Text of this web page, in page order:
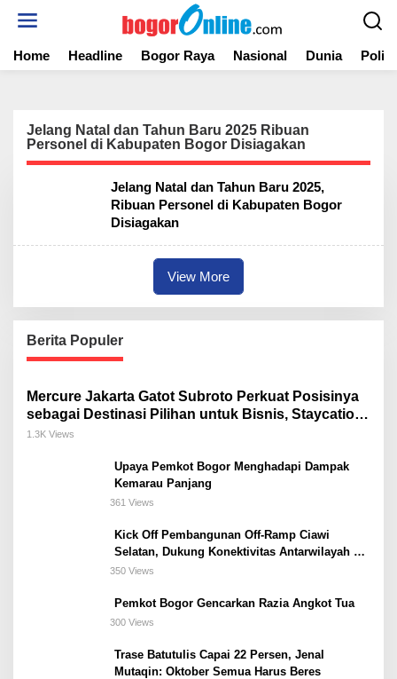
t
Home Headline Bogor Raya Nasional Dunia
Jelang Natal dan Tahun Baru 2025 Ribuan
Personel di Kabupaten Bogor Disiagakan
Jelang Natal dan Tahun Baru 2025,
Ribuan Personel di Kabupaten Bogor
Disiagakan
View More
Berita Populer
Mercure Jakarta Gatot Subroto Perkuat Posisinya
sebagai Destinasi Pilihan untuk Bisnis, Staycation,
Meeting, dan Kuliner di Jakarta Selatan
1.3K Views
Upaya Pemkot Bogor Menghadapi Dampak
Kemarau Panjang
361 Views
Kick Off Pembangunan Off-Ramp Ciawi
Selatan, Dukung Konektivitas Antarwilayah di
Bogor Selatan
350 Views
Pemkot Bogor Gencarkan Razia Angkot Tua
300 Views
Trase Batutulis Capai 22 Persen, Jenal
Mutaqin: Oktober Semua Harus Beres